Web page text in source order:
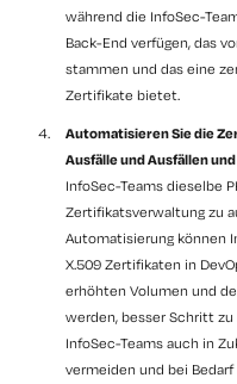
während die InfoSec-
Back-End verfügen, das
stammen und das eine
Zertifikate bietet.
Automatisieren Sie die
Ausfälle undAusfällen
InfoSec-Teams dieselbe
Zertifikatsverwaltung zu
Automatisierung können
X.509 Zertifikaten in
erhöhten Volumen und
werden, besser Schritt
InfoSec-Teams auch in
vermeiden und bei